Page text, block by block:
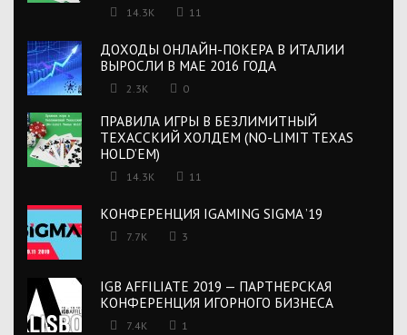
14.3K 11
ДОХОДЫ ОНЛАЙН-ПОКЕРА В ИТАЛИИ
ВЫРОСЛИ В МАЕ 2016 ГОДА
2.3K 0
ПРАВИЛА ИГРЫ В БЕЗЛИМИТНЫЙ
ТЕХАССКИЙ ХОЛДЕМ (NO-LIMIT TEXAS
HOLD’EM)
14.3K 11
КОНФЕРЕНЦИЯ IGAMING SIGMA ’19
7.7K 3
IGB AFFILIATE 2019 — ПАРТНЕРСКАЯ
КОНФЕРЕНЦИЯ ИГОРНОГО БИЗНЕСА
7.4K 1